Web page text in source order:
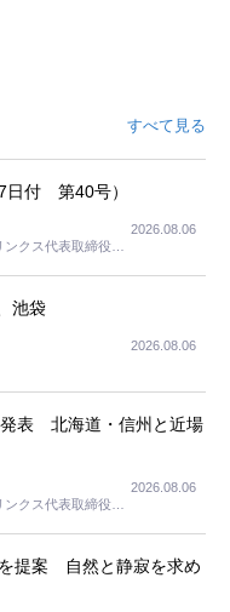
すべて見る
日付 第40号）
クス代表取締役社
2026.08.06
池袋
2026.08.06
表 北海道・信州と近場
クス代表取締役社
2026.08.06
提案 自然と静寂を求め